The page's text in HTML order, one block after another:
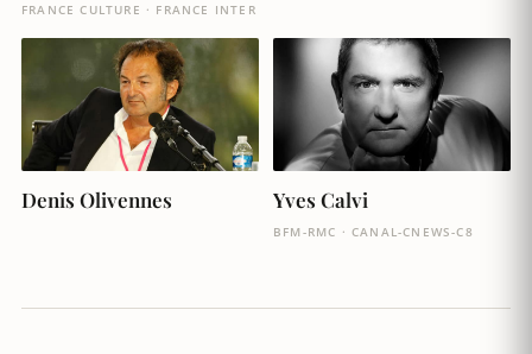
FRANCE CULTURE · FRANCE INTER
Denis Olivennes Yves Calvi
BFM-RMC · CANAL-CNEWS-C8